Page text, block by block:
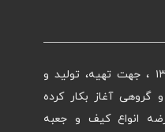
گروه ایمنی ماهان از سال ۱۳۹۸ ، جهت تهیه، تولید و
آغاز بکار کرده
انواع کیف و جعبه